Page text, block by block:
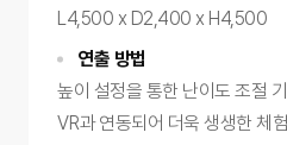
L4,500 x D2,400 x H4,500
연출 방법
높이 설정을 통한 난이도 조절
VR과 연동되어 더욱 생생한 체